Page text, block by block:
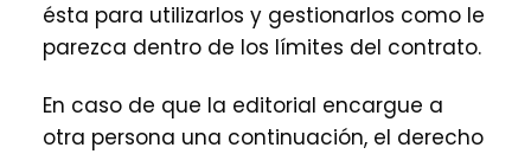
ésta para utilizarlos y gestionarlos como le
parezca dentro de los límites del contrato.
En caso de que la editorial encargue a
otra persona una continuación, el derecho